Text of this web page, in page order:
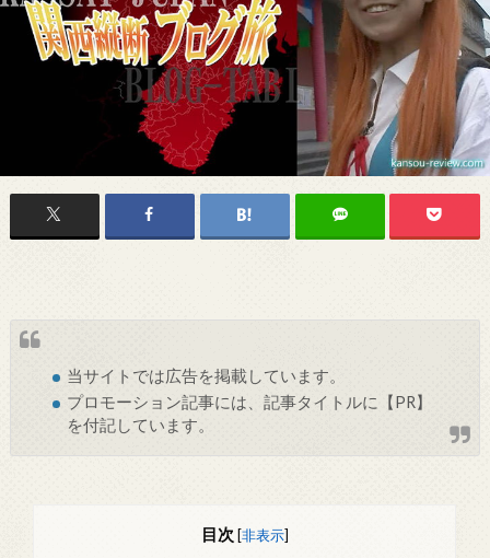
当サイトでは広告を掲載しています。
プロモーション記事には、記事タイトルに【PR】
を付記しています。
目次 [非表示]